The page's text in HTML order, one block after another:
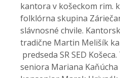
kantora v košeckom rim.
folklórna skupina
slávnosné chvile.
tradične Martin Melišík
predseda SR SED
seniora Mariana